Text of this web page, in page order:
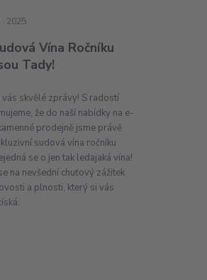
Vína Ročníku
Tady!
2025
skvělé zprávy! S radostí
že do naší nabídky na e-
prodejně jsme právě
sudová vína ročníku
se o jen tak ledajaká vína!
na nevšední chuťový zážitek
a plnosti, který si vás